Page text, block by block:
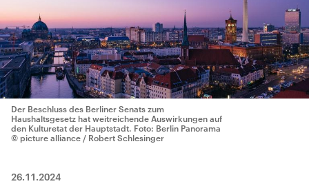
Der Beschluss des Berliner Senats zum
Haushaltsgesetz hat weitreichende Auswirkungen auf
den Kulturetat der Hauptstadt. Foto: Berlin Panorama
© picture alliance / Robert Schlesinger
26.11.2024